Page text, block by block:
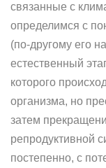
связанные с
определимся с
(по-другому его
естественный
которого
организма, но
затем
репродуктивной
постепенно, с